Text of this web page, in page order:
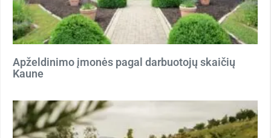
Apželdinimo įmonės pagal darbuotojų skaičių
Kaune